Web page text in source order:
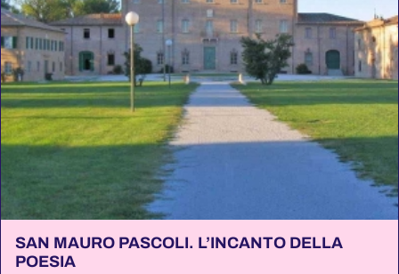
SAN MAURO PASCOLI. L’INCANTO DELLA
POESIA